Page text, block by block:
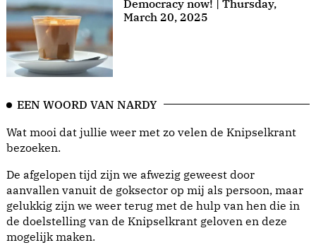
Democracy now! | Thursday,
March 20, 2025
EEN WOORD VAN NARDY
Wat mooi dat jullie weer met zo velen de Knipselkrant
bezoeken.
De afgelopen tijd zijn we afwezig geweest door
aanvallen vanuit de goksector op mij als persoon, maar
gelukkig zijn we weer terug met de hulp van hen die in
de doelstelling van de Knipselkrant geloven en deze
mogelijk maken.